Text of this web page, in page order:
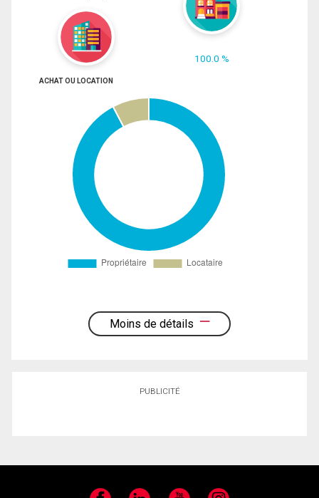
100.0 %
ACHAT OU LOCATION
Moins de détails
PUBLICITÉ